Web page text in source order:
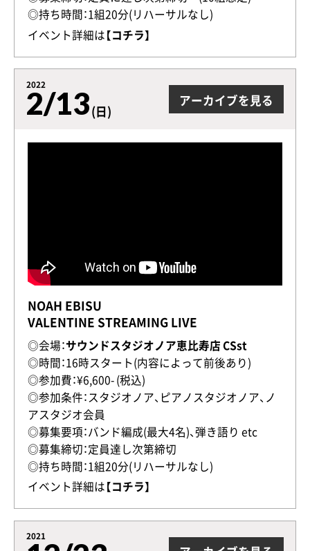
◎持ち時間：1組20分(リハーサルなし)
イベント詳細は【コチラ】
2022
2/13(日)
アーカイブを見る
NOAH EBISU
VALENTINE STREAMING LIVE
◎会場：サウンドスタジオノア恵比寿店 CSst
◎時間：16時スタート(内容によって前後あり)
◎参加費：¥6,600- (税込)
◎参加条件：スタジオノア、ピアノスタジオノア、ノ
アスタジオ会員
◎募集要項：バンド編成(最大4名)、弾き語り etc
◎募集締切：定員達し次第締切
◎持ち時間：1組20分(リハーサルなし)
イベント詳細は【コチラ】
2021